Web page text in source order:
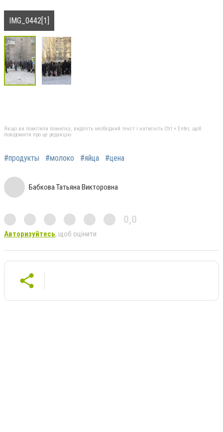
IMG_0442[1]
Якщо ви помітили помилку, виділіть необхідний текст і натисніть Ctrl + Enter, щоб
повідомити про це редакцію
#продукты #молоко #яйца #цена
Бабкова Татьяна Викторовна
0,0
Авторизуйтесь, щоб оцінити